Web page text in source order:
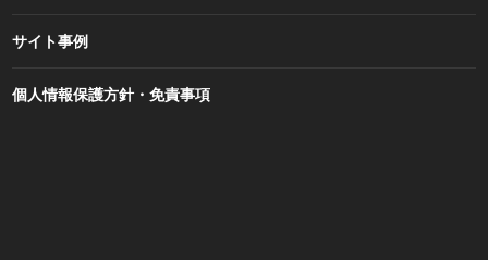
サイト事例
個人情報保護方針・免責事項